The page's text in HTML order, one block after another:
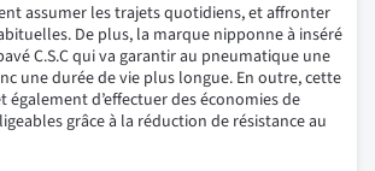
assumer les trajets quotidiens, et affronter
De plus, la marque nipponne à inséré
C.S.C qui va garantir au pneumatique une
une durée de vie plus longue. En outre, cette
d’effectuer des économies de
grâce à la réduction de résistance au